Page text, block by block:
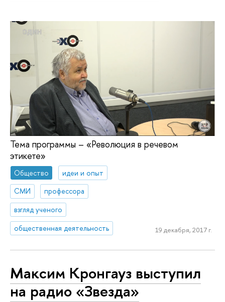
Тема программы – «Революция в речевом
этикете»
Общество
идеи и опыт
СМИ
профессора
взгляд ученого
общественная деятельность
19 декабря, 2017 г.
Максим Кронгауз выступил
на радио «Звезда»